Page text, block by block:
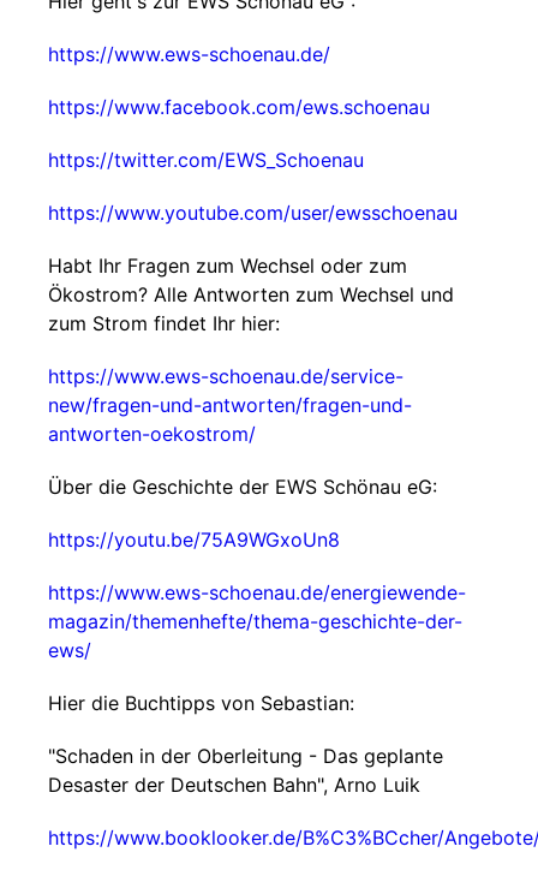
https://www.ews-schoenau.de/
https://www.facebook.com/ews.schoenau
https://twitter.com/EWS_Schoenau
https://www.youtube.com/user/ewsschoenau
Habt Ihr Fragen zum Wechsel oder zum
Ökostrom? Alle Antworten zum Wechsel und
zum Strom findet Ihr hier:
https://www.ews-schoenau.de/service-
new/fragen-und-antworten/fragen-und-
antworten-oekostrom/
Über die Geschichte der EWS Schönau eG:
https://youtu.be/75A9WGxoUn8
https://www.ews-schoenau.de/energiewende-
magazin/themenhefte/thema-geschichte-der-
ews/
Hier die Buchtipps von Sebastian:
"Schaden in der Oberleitung - Das geplante
Desaster der Deutschen Bahn", Arno Luik
https://www.booklooker.de/B%C3%BCcher/